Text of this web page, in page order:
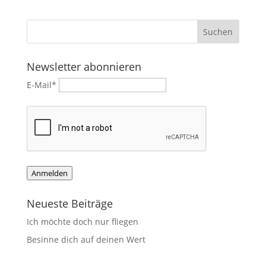
Newsletter abonnieren
E-Mail*
Anmelden
Neueste Beiträge
Ich möchte doch nur fliegen
Besinne dich auf deinen Wert